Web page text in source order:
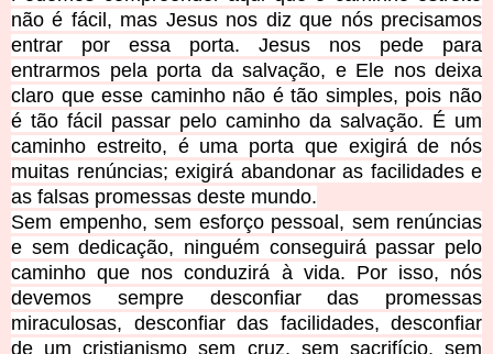
não é fácil, mas Jesus nos diz que nós precisamos
entrar por essa porta. Jesus nos pede para
entrarmos pela porta da salvação, e Ele nos deixa
claro que esse caminho não é tão simples, pois não
é tão fácil passar pelo caminho da salvação. É um
caminho estreito, é uma porta que exigirá de nós
muitas renúncias; exigirá abandonar as facilidades e
as falsas promessas deste mundo.
Sem empenho, sem esforço pessoal, sem renúncias
e sem dedicação, ninguém conseguirá passar pelo
caminho que nos conduzirá à vida. Por isso, nós
devemos sempre desconfiar das promessas
miraculosas, desconfiar das facilidades, desconfiar
de um cristianismo sem cruz, sem sacrifício, sem